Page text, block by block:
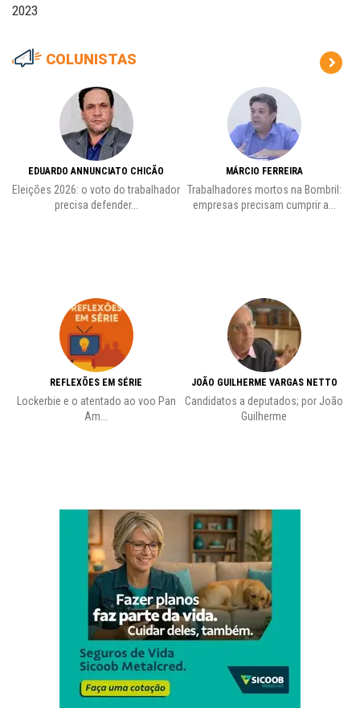
2023
COLUNISTAS
EDUARDO ANNUNCIATO CHICÃO
Eleições 2026: o voto do trabalhador
precisa defender...
REFLEXÕES EM SÉRIE
Lockerbie e o atentado ao voo Pan
Am...
MÁRCIO FERREIRA
Trabalhadores mortos na Bombril:
empresas precisam cumprir a...
JOÃO GUILHERME VARGAS NETTO
Candidatos a deputados; por João
Guilherme